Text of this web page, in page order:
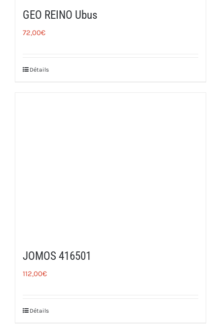
GEO REINO Ubus
72,00€
Détails
JOMOS 416501
112,00€
Détails